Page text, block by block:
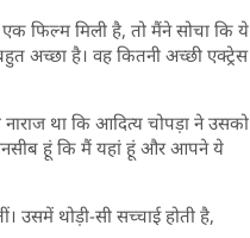
फिल्म मिली है, तो मैंने सोचा कि ये
अच्छा है। वह कितनी अच्छी एक्ट्रेस
था कि आदित्य चोपड़ा ने उसको
हूं कि मैं यहां हूं और आपने ये
उसमें थोड़ी-सी सच्चाई होती है,